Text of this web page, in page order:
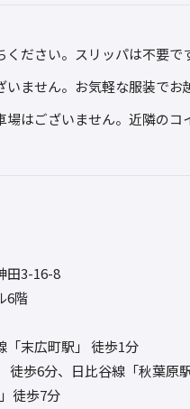
ださい。スリッパは不要で
いません。お気軽な服装でお
場はございません。近隣の
田3-16-8
6階
「末広町駅」 徒歩1分
徒歩6分、日比谷線「秋葉原
徒歩7分